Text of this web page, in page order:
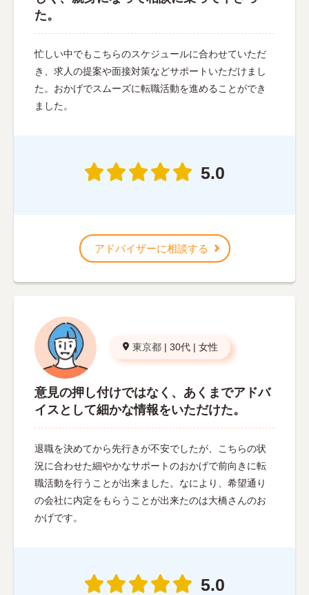
た。
忙しい中でもこちらのスケジュールに合わせていただ
き、求人の提案や面接対策などサポートいただけまし
た。おかげでスムーズに転職活動を進めることができ
ました。
5.0
アドバイザーに相談する
東京都 | 30代 | 女性
意見の押し付けではなく、あくまでアドバ
イスとして細かな情報をいただけた。
退職を決めてから先行きが不安でしたが、こちらの状
況に合わせた細やかなサポートのおかげで前向きに転
職活動を行うことが出来ました。なにより、希望通り
の会社に内定をもらうことが出来たのは大橋さんのお
かげです。
5.0